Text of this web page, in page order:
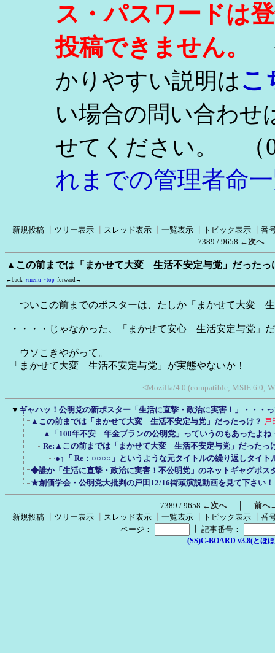
ス・パスワードは
投稿できません。
かりやすい説明はこ
い場合の問い合わせ
せてください。
（
れまでの管理者命
新規投稿 ツリー表示 スレッド表示 一覧表示 トピック表示
番
7389 / 9658 ←次へ
▲この前までは「まかせて大変 生活不安定与党」だったっ
←back ↑menu ↑top forward→
ついこの前までのポスターは、たしか「まかせて大変
・・・・じゃなかった、「まかせて安心 生活安定与党」
ウソこきやがって。
「まかせて大変 生活不安定与党」が実態やないか！
<Mozilla/4.0 (compatible; MSIE 6.0;
▼ ギャハッ！公明党の新ポスター「生活に直撃・政治に実害！」・・・
▲この前までは「まかせて大変 生活不安定与党」だったっけ？ 戸
▲「100年不安 年金プランの公明党」っていうのもあったよね
Re:▲この前までは「まかせて大変 生活不安定与党」だったっ
●↑「 Re：○○○○」というような元タイトルの繰り返しタイト
◆誰か「生活に直撃・政治に実害！不公明党」のネットギャグポス
★創価学会・公明党大批判の戸田12/16街頭演説動画を見て下さい！
7389 / 9658 ←次へ｜ 前へ
新規投稿
ツリー表示 スレッド表示 一覧表示 トピック表示
番
ページ：
記事番号：
(SS)C-BOARD v3.8(とほ